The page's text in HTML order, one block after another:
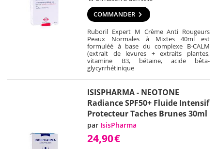
COMMANDER
Ruboril Expert M Crème Anti Rougeurs
Peaux Normales à Mixtes 40ml est
formuléé à base du complexe B-CALM
(extrait de levures + extraits plantes,
vitamine B3, bétaïne, acide bêta-
glycyrrhétinique
ISISPHARMA - NEOTONE
Radiance SPF50+ Fluide Intensif
Protecteur Taches Brunes 30ml
par IsisPharma
24,90€